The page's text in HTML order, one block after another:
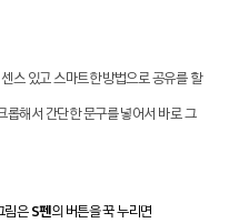
스 있고 스마트한 방법으로 공유를 할
롭해서 간단한 문구를 넣어서 바로 그
림은S펜의 버튼을 꾹 누리면